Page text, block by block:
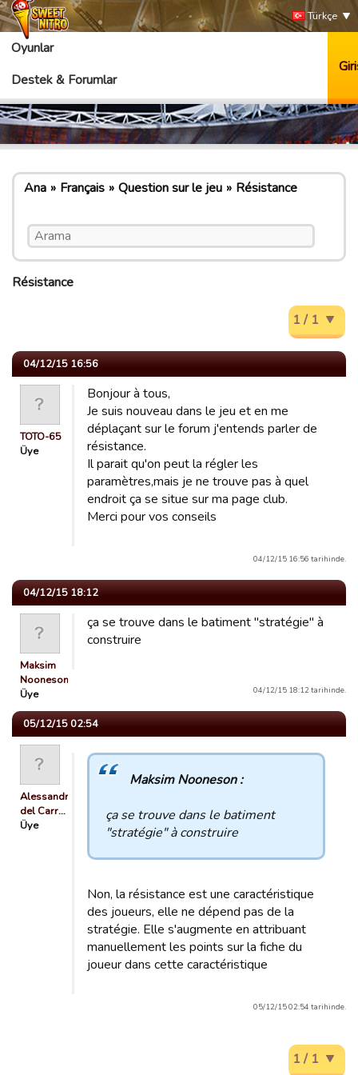
Türkçe
Oyunlar
Destek & Forumlar
Ana Français Question sur le jeu Résistance
Résistance
1 / 1
04/12/15 16:56
TOTO-65
Üye
Bonjour à tous,
Je suis nouveau dans le jeu et en me
déplaçant sur le forum j'entends parler de
résistance.
Il parait qu'on peut la régler les
paramètres,mais je ne trouve pas à quel
endroit ça se situe sur ma page club.
Merci pour vos conseils
04/12/15 16:56 tarihinde.
04/12/15 18:12
Maksim
Nooneson
Üye
ça se trouve dans le batiment "stratégie" à
construire
04/12/15 18:12 tarihinde.
05/12/15 02:54
Alessandria
del Carr…
Üye
Maksim Nooneson :
ça se trouve dans le batiment
"stratégie" à construire
Non, la résistance est une caractéristique
des joueurs, elle ne dépend pas de la
stratégie. Elle s'augmente en attribuant
manuellement les points sur la fiche du
joueur dans cette caractéristique
05/12/15 02:54 tarihinde.
1 / 1